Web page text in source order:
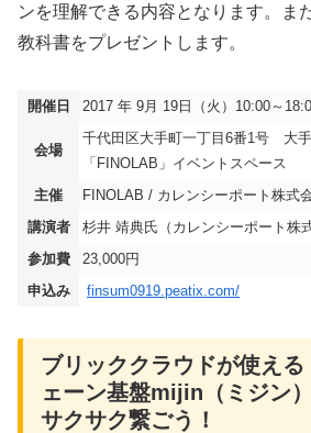
ンを理解できる内容となります。ま
教科書をプレゼントします。
開催日 2017 年 9月 19日（火）10:00～
会場
千代田区大手町一丁目6番1号 大
「FINOLAB」イベントスペース
主催
FINOLAB / カレンシーポート株式
講演者
杉井 靖典氏（カレンシーポート株
参加費
23,000円
申込み
finsum0919.peatix.com/
ブリッククラウドが使え
ェーン基盤mijin（ミジン
サクサク繋ごう！